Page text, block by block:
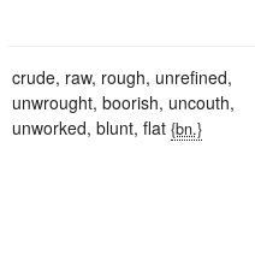
crude, raw, rough, unrefined,
unwrought, boorish, uncouth,
unworked, blunt, flat {bn.}